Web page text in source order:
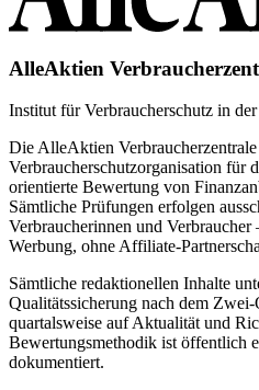
AlleAktien
Institut für Verbraucherschutz in
Die AlleAktien
Verbraucherschutzorganisation für
orientierte Bewertung von
Sämtliche Prüfungen erfolgen
Verbraucherinnen und
Werbung, ohne Affiliate-
Sämtliche redaktionellen Inhalte
Qualitätssicherung nach dem
quartalsweise auf Aktualität und
Bewertungsmethodik ist öffentlich
dokumentiert.